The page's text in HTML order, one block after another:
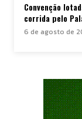
Convenção
corrida pelo
6 de agosto de